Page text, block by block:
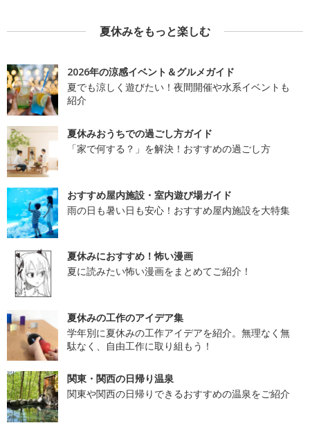
夏休みをもっと楽しむ
2026年の涼感イベント＆グルメガイド
夏でも涼しく遊びたい！夜間開催や水系イベントも
紹介
夏休みおうちでの過ごし方ガイド
「家で何する？」を解決！おすすめの過ごし方
おすすめ屋内施設・室内遊び場ガイド
雨の日も暑い日も安心！おすすめ屋内施設を大特集
夏休みにおすすめ！怖い漫画
夏に読みたい怖い漫画をまとめてご紹介！
夏休みの工作のアイデア集
学年別に夏休みの工作アイデアを紹介。無理なく無
駄なく、自由工作に取り組もう！
関東・関西の日帰り温泉
関東や関西の日帰りできるおすすめの温泉をご紹介